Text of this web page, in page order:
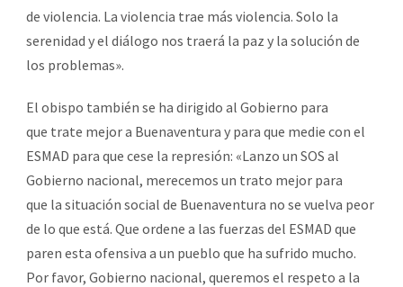
de violencia. La violencia trae más violencia. Solo la
serenidad y el diálogo nos traerá la paz y la solución de
los problemas».
El obispo también se ha dirigido al Gobierno para
que trate mejor a Buenaventura y para que medie con el
ESMAD para que cese la represión: «Lanzo un SOS al
Gobierno nacional, merecemos un trato mejor para
que la situación social de Buenaventura no se vuelva peor
de lo que está. Que ordene a las fuerzas del ESMAD que
paren esta ofensiva a un pueblo que ha sufrido mucho.
Por favor, Gobierno nacional, queremos el respeto a la